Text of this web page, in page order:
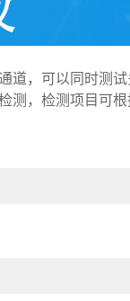
道，可以同时测
，检测项目可根